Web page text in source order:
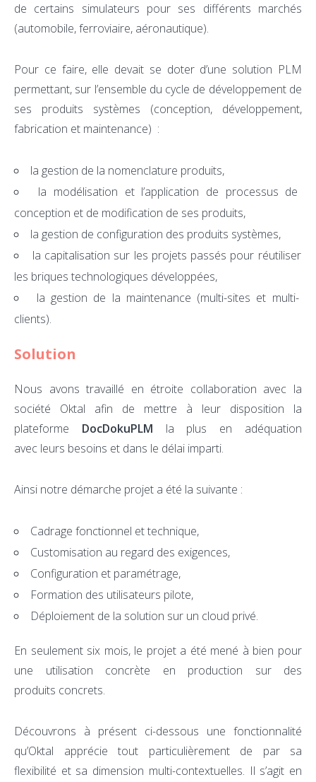
de certains simulateurs pour ses différents marchés
(automobile, ferroviaire, aéronautique).
Pour ce faire, elle devait se doter d’une solution PLM
permettant, sur l’ensemble du cycle de développement de
ses produits systèmes (conception, développement,
fabrication et maintenance) :
la gestion de la nomenclature produits,
la modélisation et l’application de processus de
conception et de modification de ses produits,
la gestion de configuration des produits systèmes,
la capitalisation sur les projets passés pour réutiliser
les briques technologiques développées,
la gestion de la maintenance (multi-sites et multi-
clients).
Solution
Nous avons travaillé en étroite collaboration avec la
société Oktal afin de mettre à leur disposition la
plateforme DocDokuPLM la plus en adéquation
avec leurs besoins et dans le délai imparti.
Ainsi notre démarche projet a été la suivante :
Cadrage fonctionnel et technique,
Customisation au regard des exigences,
Configuration et paramétrage,
Formation des utilisateurs pilote,
Déploiement de la solution sur un cloud privé.
En seulement six mois, le projet a été mené à bien pour
une utilisation concrète en production sur des
produits concrets.
Découvrons à présent ci-dessous une fonctionnalité
qu’Oktal apprécie tout particulièrement de par sa
flexibilité et sa dimension multi-contextuelles. Il s’agit en